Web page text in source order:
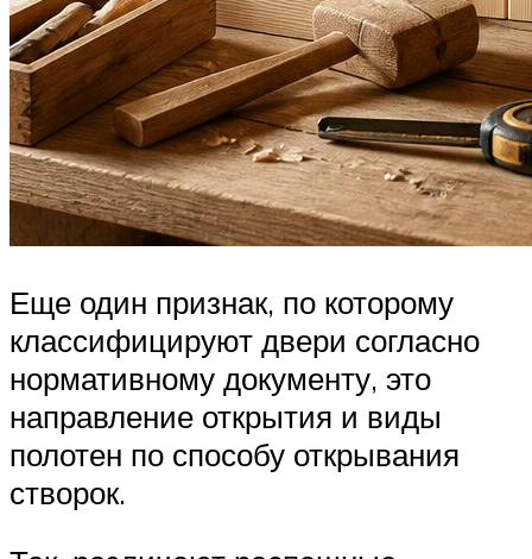
Еще один признак, по которому
классифицируют двери согласно
нормативному документу, это
направление открытия и виды
полотен по способу открывания
створок.